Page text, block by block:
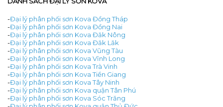
-Đại lý phân phối sơn Kova Đồng Tháp
-Đại lý phân phối sơn Kova Đồng Nai
-Đại lý phân phối sơn Kova Đăk Nông
-Đại lý phân phối sơn Kova Đăk Lăk
-Đại lý phân phối sơn Kova Vũng Tàu
-Đại lý phân phối sơn Kova Vĩnh Long
-Đại lý phân phối sơn Kova Trà Vinh
-Đại lý phân phối sơn Kova Tiền Giang
-Đại lý phân phối sơn Kova Tây Ninh
-Đại lý phân phối sơn Kova quận Tân Phú
-Đại lý phân phối sơn Kova Sóc Trăng